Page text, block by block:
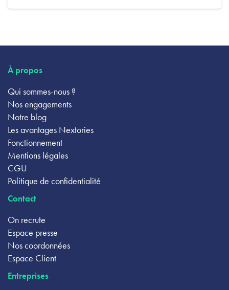
À propos
Qui sommes-nous ?
Nos engagements
Notre blog
Les avantages Nextories
Fonctionnement
Mentions légales
CGU
Politique de confidentialité
Contact
On recrute
Espace presse
Nos coordonnées
Espace Client
Entreprises